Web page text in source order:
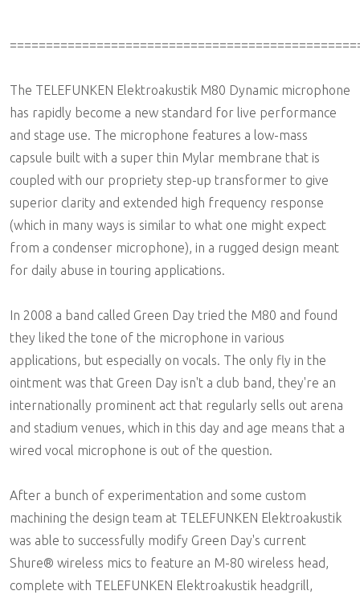
The TELEFUNKEN Elektroakustik M80 Dynamic microphone
has rapidly become a new standard for live performance
and stage use. The microphone features a low-mass
capsule built with a super thin Mylar membrane that is
coupled with our propriety step-up transformer to give
superior clarity and extended high frequency response
(which in many ways is similar to what one might expect
from a condenser microphone), in a rugged design meant
for daily abuse in touring applications.
In 2008 a band called Green Day tried the M80 and found
they liked the tone of the microphone in various
applications, but especially on vocals. The only fly in the
ointment was that Green Day isn't a club band, they're an
internationally prominent act that regularly sells out arena
and stadium venues, which in this day and age means that a
wired vocal microphone is out of the question.
After a bunch of experimentation and some custom
machining the design team at TELEFUNKEN Elektroakustik
was able to successfully modify Green Day's current
Shure® wireless mics to feature an M-80 wireless head,
complete with TELEFUNKEN Elektroakustik headgrill,